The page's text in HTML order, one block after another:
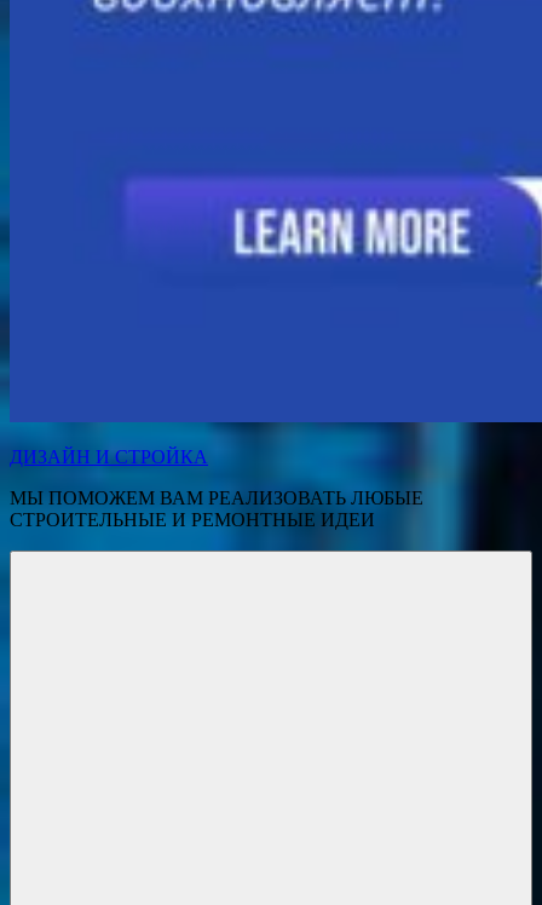
ДИЗАЙН И СТРОЙКА
МЫ ПОМОЖЕМ ВАМ РЕАЛИЗОВАТЬ ЛЮБЫЕ
СТРОИТЕЛЬНЫЕ И РЕМОНТНЫЕ ИДЕИ